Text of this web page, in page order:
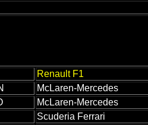
Renault F1
McLaren-Mercedes
McLaren-Mercedes
Scuderia Ferrari